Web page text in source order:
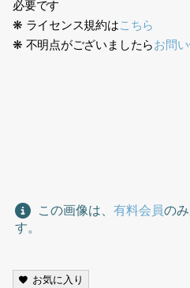
必要です
❋ ライセンス規約はこちら
❋ 不明点がございましたらお問
この画像は、 有料会員の
す。
お気に入り